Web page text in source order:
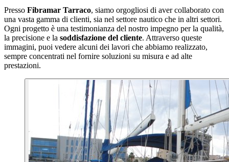
Presso Fibramar Tarraco, siamo orgogliosi di aver collaborato con
una vasta gamma di clienti, sia nel settore nautico che in altri settori.
Ogni progetto è una testimonianza del nostro impegno per la qualità,
la precisione e la soddisfazione del cliente. Attraverso queste
immagini, puoi vedere alcuni dei lavori che abbiamo realizzato,
sempre concentrati nel fornire soluzioni su misura e ad alte
prestazioni.